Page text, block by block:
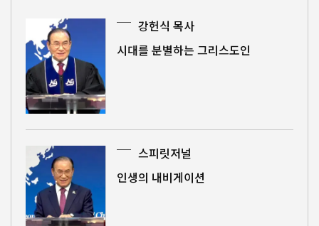
강헌식 목사
시대를 분별하는 그리스도인
스피릿저널
인생의 내비게이션